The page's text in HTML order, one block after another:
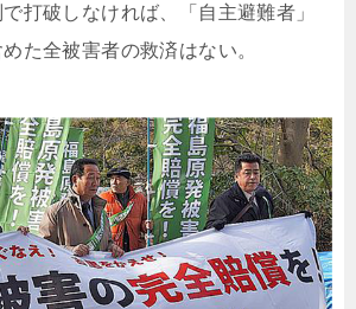
打破しなければ、「自主避難者」
た全被害者の救済はない。